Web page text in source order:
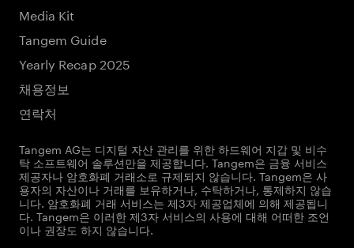
Media Kit
Tangem Guide
Yearly Recap 2025
채용정보
연락처
Tangem AG는 디지털 자산 관리를 위한 하드웨어 지갑 및 비수
탁 소프트웨어 솔루션만을 제공합니다. Tangem은 금융 서비스
제공자나 암호화폐 거래소로 규제되지 않습니다. Tangem은 사
용자의 자산이나 거래를 보유하거나, 수탁하거나, 통제하지 않습
니다. 암호화폐 거래 서비스는 제3자 제공업체에 의해 제공됩니
다. Tangem은 이러한 제3자 서비스의 사용에 대해 어떠한 조언
이나 권장도 하지 않습니다.